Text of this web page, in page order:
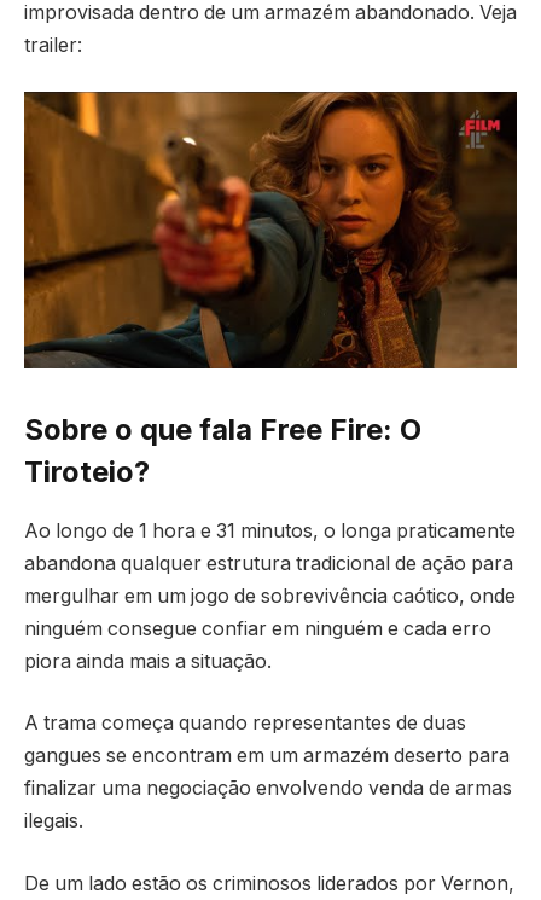
improvisada dentro de um armazém abandonado. Veja
trailer:
Sobre o que fala Free Fire: O
Tiroteio?
Ao longo de 1 hora e 31 minutos, o longa praticamente
abandona qualquer estrutura tradicional de ação para
mergulhar em um jogo de sobrevivência caótico, onde
ninguém consegue confiar em ninguém e cada erro
piora ainda mais a situação.
A trama começa quando representantes de duas
gangues se encontram em um armazém deserto para
finalizar uma negociação envolvendo venda de armas
ilegais.
De um lado estão os criminosos liderados por Vernon,